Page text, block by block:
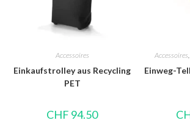
Accessoires
Einkaufstrolley aus Recycling
PET
CHF 94.50
Accessoires,
Einweg-